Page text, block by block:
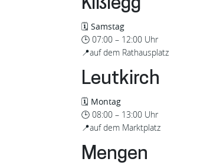
Kißlegg
🗓️ Samstag
🕒 07:00 – 12:00 Uhr
📍auf dem Rathausplatz
Leutkirch
🗓️ Montag
🕒 08:00 – 13:00 Uhr
📍auf dem Marktplatz
Mengen